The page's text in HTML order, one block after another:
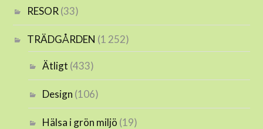
RESOR(33)
TRÄDGÅRDEN (1 252)
Ätligt (433)
Design (106)
Hälsa i grön miljö (19)